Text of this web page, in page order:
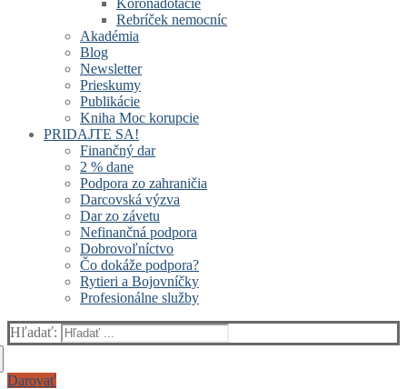
Koronadotácie
Rebríček nemocníc
Akadémia
Blog
Newsletter
Prieskumy
Publikácie
Kniha Moc korupcie
PRIDAJTE SA!
Finančný dar
2 % dane
Podpora zo zahraničia
Darcovská výzva
Dar zo závetu
Nefinančná podpora
Dobrovoľníctvo
Čo dokáže podpora?
Rytieri a Bojovníčky
Profesionálne služby
Hľadať:
Darovať